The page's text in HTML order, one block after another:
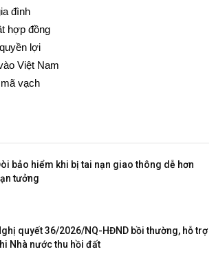
đình
hợp đồng
lợi
Việt Nam
vạch
bảo hiểm khi bị tai nạn giao thông dễ hơn
tưởng
quyết 36/2026/NQ-HĐND bồi thường, hỗ trợ
Nhà nước thu hồi đất